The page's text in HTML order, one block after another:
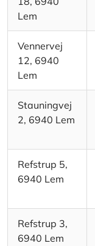
Lem
Vennervej
12, 6940
Lem
Stauningvej
2, 6940 Lem
Refstrup 5,
6940 Lem
Refstrup 3,
6940 Lem